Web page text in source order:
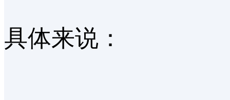
具体来说：